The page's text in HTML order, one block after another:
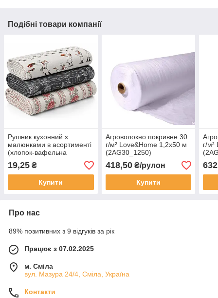
Подібні товари компанії
Рушник кухонний з
малюнками в асортименті
(хлопок-вафельна
тканина) 260х410 мм
19,25 ₴
Купити
Агроволокно покривне 30
г/м² Love&Home 1,2х50 м
(2AG30_1250)
418,50₴/рулон
Купити
г/
Про нас
89% позитивних з 9 відгуків за рік
Працює з 07.02.2025
м. Сміла
вул. Мазура 24/4, Сміла, Україна
Контакти